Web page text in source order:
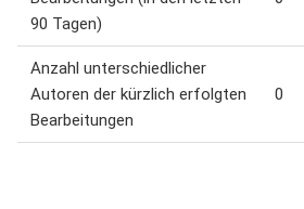
90 Tagen)
Anzahl unterschiedlicher
Autoren der kürzlich erfolgten
Bearbeitungen
0